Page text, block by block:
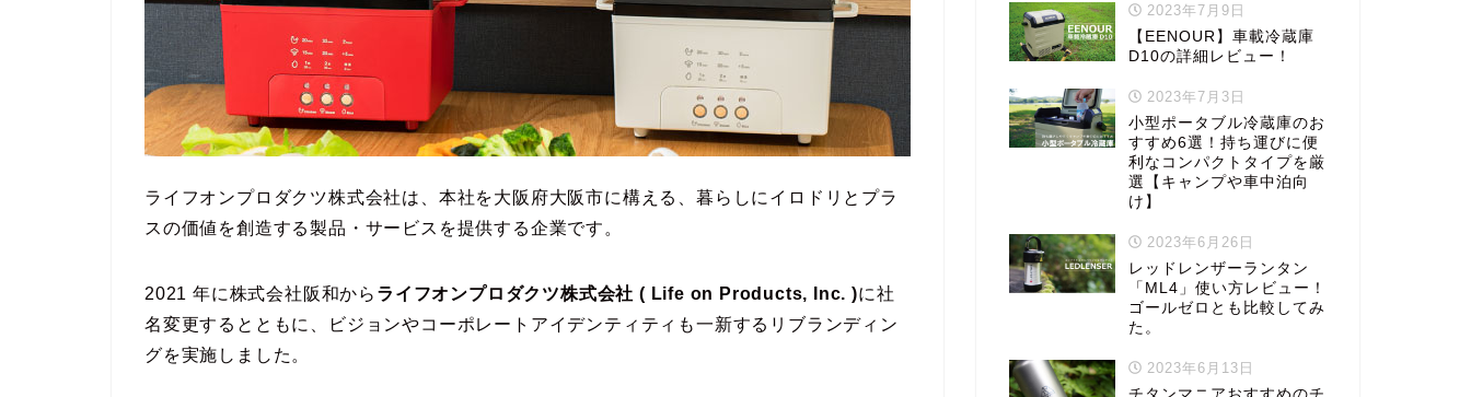
ライフオンプロダクツ株式会社は、本社を大阪府大阪市に構える、暮らしにイロドリとプラ
スの価値を創造する製品・サービスを提供する企業です。
2021 年に株式会社阪和から ライフオンプロダクツ株式会社 ( Life on Products, Inc. )に社
名変更するとともに、ビジョンやコーポレートアイデンティティも一新するリブランディン
グを実施しました。
2023年7月9日
【EENOUR】車載冷蔵庫
D10の詳細レビュー！
2023年7月3日
小型ポータブル冷蔵庫のお
すすめ6選！持ち運びに便
利なコンパクトタイプを厳
選【キャンプや車中泊向
け】
2023年6月26日
レッドレンザーランタン
「ML4」使い方レビュー！
ゴールゼロとも比較してみ
た。
2023年6月13日